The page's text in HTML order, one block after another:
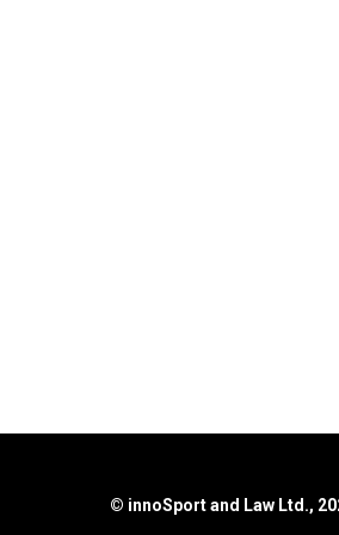
© innoSport and Law Ltd.,